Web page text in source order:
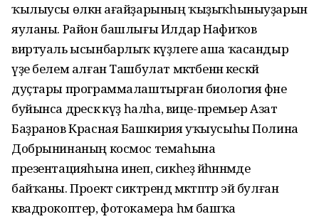
ҡылыусы өлкән ағайҙарының ҡыҙыҡһыныуҙарын
яуланы. Район башлығы Илдар Нафиҡов
виртуаль ысынбарлыҡ күҙлеге аша ҡасандыр
үҙе белем алған Ташбулат мәктәбенән кескәй
дуҫтары программалаштырған биология фәне
буйынса дәрескә күҙ һалһа, вице-премьер Азат
Баҙранов Красная Башкирия уҡыусыһы Полина
Добрынинаның космос темаһына
презентацияһына инеп, сикһеҙ йәһәннәмде
байҡаны. Проект сиктәрендә мәктәптәр эйә булған
квадрокоптер, фотокамера һәм башҡа